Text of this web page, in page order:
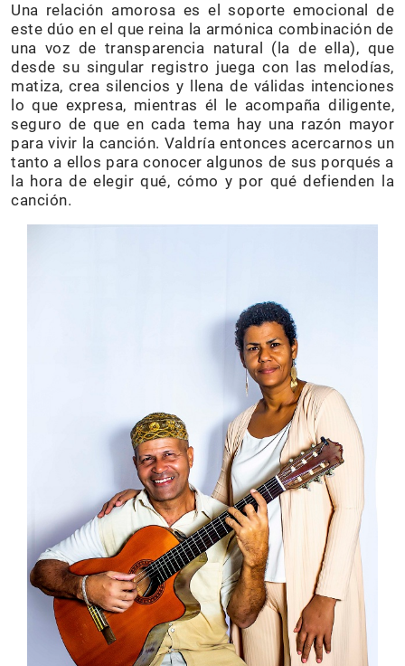
Una relación amorosa es el soporte emocional de
este dúo en el que reina la armónica combinación de
una voz de transparencia natural (la de ella), que
desde su singular registro juega con las melodías,
matiza, crea silencios y llena de válidas intenciones
lo que expresa, mientras él le acompaña diligente,
seguro de que en cada tema hay una razón mayor
para vivir la canción. Valdría entonces acercarnos un
tanto a ellos para conocer algunos de sus porqués a
la hora de elegir qué, cómo y por qué defienden la
canción.